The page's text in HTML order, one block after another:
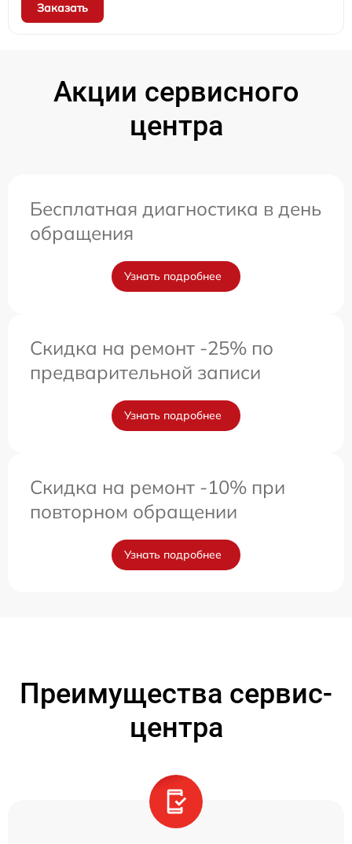
Заказать
Акции сервисного
центра
Бесплатная диагностика в день
обращения
Узнать подробнее
Скидка на ремонт -25% по
предварительной записи
Узнать подробнее
Скидка на ремонт -10% при
повторном обращении
Узнать подробнее
Преимущества сервис-
центра